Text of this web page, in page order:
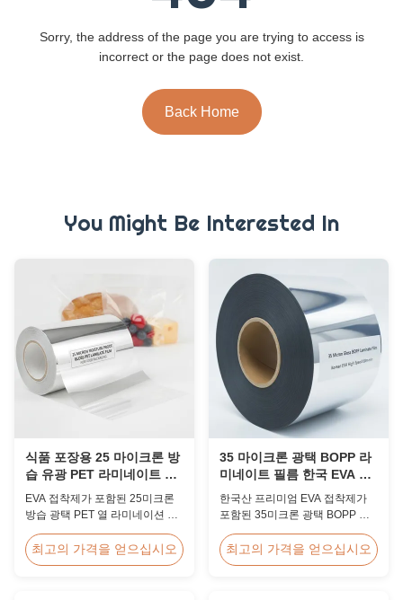
Sorry, the address of the page you are trying to access is
incorrect or the page does not exist.
Back Home
You Might Be Interested In
식품 포장용 25 마이크론 방
습 유광 PET 라미네이트 필
름
EVA 접착제가 포함된 25미크론
방습 광택 PET 열 라미네이션 필
성, 간접 식품 접촉 포장용 FDA
준수, 식품 상자 및 냉동 식품 상
최고의 가격을 얻으십시오
35 마이크론 광택 BOPP 라
미네이트 필름 한국 EVA 고
속 60m/min
한국산 프리미엄 EVA 접착제가
포함된 35미크론 광택 BOPP 열
미네이팅 속도 60m/분, 광학 선명
도 92%, 대용량 책 표지 및 출판
최고의 가격을 얻으십시오